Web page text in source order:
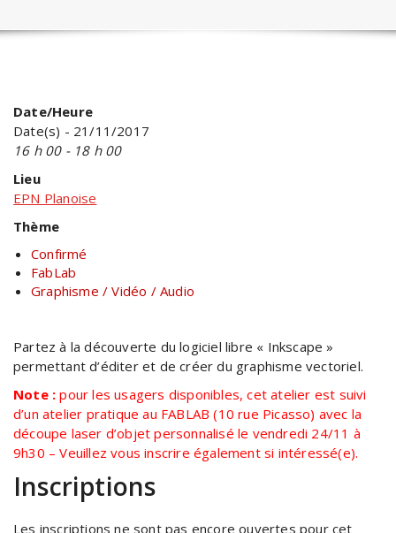
Date/Heure
Date(s) - 21/11/2017
16 h 00 - 18 h 00
Lieu
EPN Planoise
Thème
Confirmé
FabLab
Graphisme / Vidéo / Audio
Partez à la découverte du logiciel libre « Inkscape »
permettant d’éditer et de créer du graphisme vectoriel.
Note :pour les usagers disponibles, cet atelier est suivi
d’un atelier pratique au FABLAB (10 rue Picasso) avec la
découpe laser d’objet personnalisé le vendredi 24/11 à
9h30 – Veuillez vous inscrire également si intéressé(e).
Inscriptions
Les inscriptions ne sont pas encore ouvertes pour cet